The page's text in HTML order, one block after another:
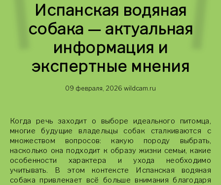
Испанская водяная
собака — актуальная
информация и
экспертные мнения
09 февраля, 2026 wildcam.ru
Когда речь заходит о выборе идеального питомца,
многие будущие владельцы собак сталкиваются с
множеством вопросов: какую породу выбрать,
насколько она подходит к образу жизни семьи, какие
особенности характера и ухода необходимо
учитывать. В этом контексте Испанская водяная
собака привлекает всё больше внимания благодаря